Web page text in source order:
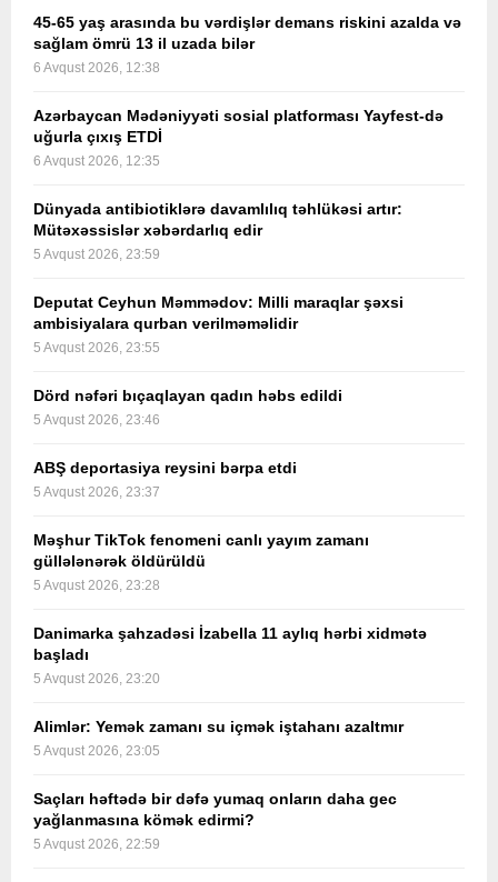
45-65 yaş arasında bu vərdişlər demans riskini azalda və
sağlam ömrü 13 il uzada bilər
6 Avqust 2026, 12:38
Azərbaycan Mədəniyyəti sosial platforması Yayfest-də
uğurla çıxış ETDİ
6 Avqust 2026, 12:35
Dünyada antibiotiklərə davamlılıq təhlükəsi artır:
Mütəxəssislər xəbərdarlıq edir
5 Avqust 2026, 23:59
Deputat Ceyhun Məmmədov: Milli maraqlar şəxsi
ambisiyalara qurban verilməməlidir
5 Avqust 2026, 23:55
Dörd nəfəri bıçaqlayan qadın həbs edildi
5 Avqust 2026, 23:46
ABŞ deportasiya reysini bərpa etdi
5 Avqust 2026, 23:37
Məşhur TikTok fenomeni canlı yayım zamanı
güllələnərək öldürüldü
5 Avqust 2026, 23:28
Danimarka şahzadəsi İzabella 11 aylıq hərbi xidmətə
başladı
5 Avqust 2026, 23:20
Alimlər: Yemək zamanı su içmək iştahanı azaltmır
5 Avqust 2026, 23:05
Saçları həftədə bir dəfə yumaq onların daha gec
yağlanmasına kömək edirmi?
5 Avqust 2026, 22:59